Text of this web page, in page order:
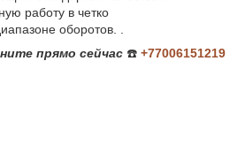
работу в четко
оборотов. .
прямо сейчас ☎️ +77006151219